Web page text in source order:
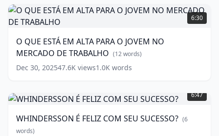
words)
O
QUE
ESTÁ
ALTA
PARA
O
JOVEM
MERCADO
DE
words)
6:30
O QUE ESTÁ EM ALTA PARA O JOVEM NO
MERCADO DE TRABALHO (12words)
Dec 30, 202547.6K views1.0K words
É
FELIZ
SEU
SUCESSO?
6:47
WHINDERSSON É FELIZ COM SEU SUCESSO? (6
words)